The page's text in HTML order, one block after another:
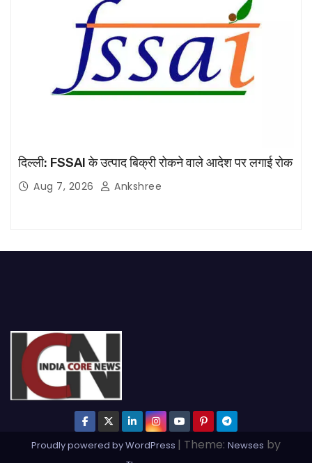
दिल्ली: FSSAI के उत्पाद बिक्री रोकने वाले आदेश पर लगाई रोक
Aug 7, 2026 Ankshree
Proudly powered by WordPress | Theme: Newses by